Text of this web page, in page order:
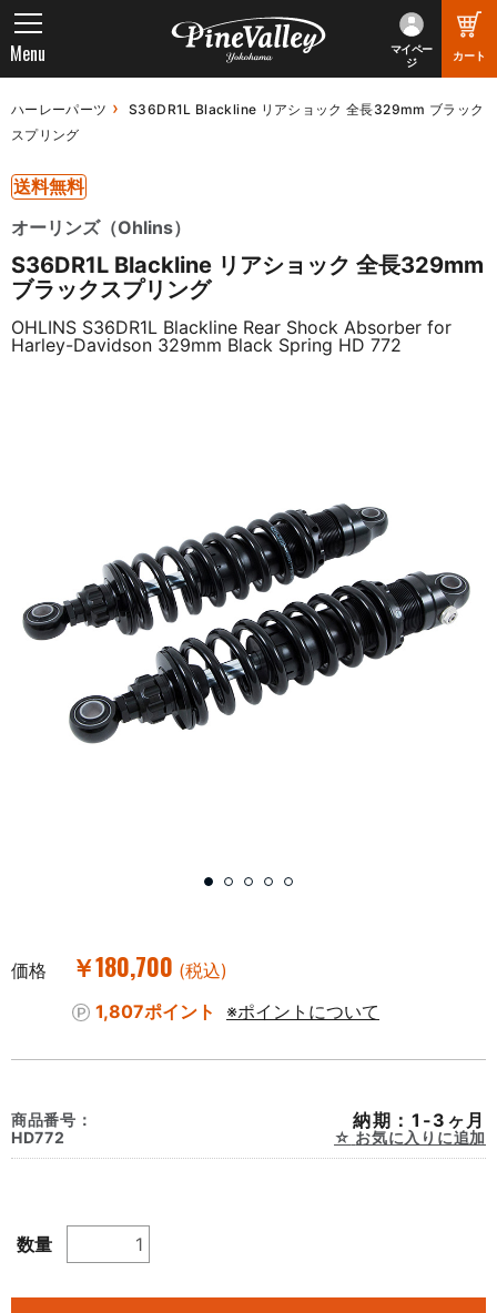
マイペー
ジ
カート
Menu
ハーレーパーツ
S36DR1L Blackline リアショック 全長329mm ブラック
スプリング
送料無料
オーリンズ（Ohlins）
S36DR1L Blackline リアショック 全長329mm
ブラックスプリング
OHLINS S36DR1L Blackline Rear Shock Absorber for
Harley-Davidson 329mm Black Spring HD 772
価格 ￥180,700 (税込)
1,807ポイント
※ポイントについて
商品番号：
HD772
納期：1-3ヶ月
お気に入りに追加
数量